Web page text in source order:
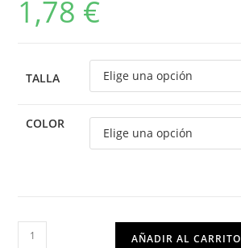
1,78 €
TALLA
COLOR
AÑADIR AL CARRITO